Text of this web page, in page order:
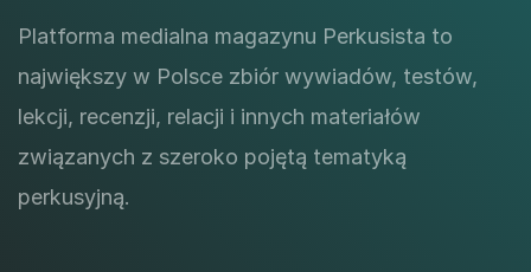
Platforma medialna magazynu Perkusista to
największy w Polsce zbiór wywiadów, testów,
lekcji, recenzji, relacji i innych materiałów
związanych z szeroko pojętą tematyką
perkusyjną.